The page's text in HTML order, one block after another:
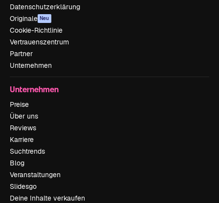
Datenschutzerklärung
Originale Neu
Cookie-Richtlinie
Vertrauenszentrum
Partner
Unternehmen
Unternehmen
Preise
Über uns
Reviews
Karriere
Suchtrends
Blog
Veranstaltungen
Slidesgo
Deine Inhalte verkaufen